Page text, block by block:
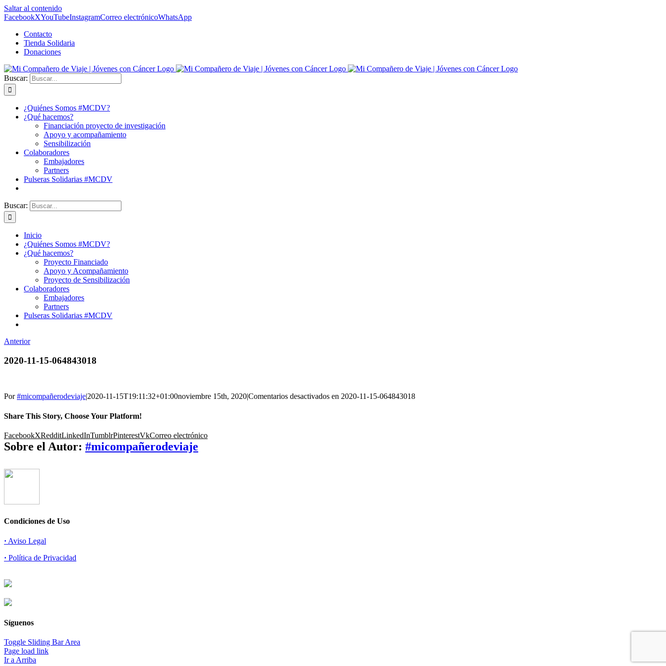
Saltar al contenido
FacebookXYouTubeInstagramCorreo electrónicoWhatsApp
Contacto
Tienda Solidaria
Donaciones
Buscar:
¿Quiénes Somos #MCDV?
¿Qué hacemos?
Financiación proyecto de investigación
Apoyo y acompañamiento
Sensibilización
Colaboradores
Embajadores
Partners
Pulseras Solidarias #MCDV
Buscar:
Inicio
¿Quiénes Somos #MCDV?
¿Qué hacemos?
Proyecto Financiado
Apoyo y Acompañamiento
Proyecto de Sensibilización
Colaboradores
Embajadores
Partners
Pulseras Solidarias #MCDV
Anterior
2020-11-15-064843018
Por#micompañerodeviaje|2020-11-15T19:11:32+01:00noviembre 15th, 2020|Comentarios desactivados en 2020-11-15-064843018
Share This Story, Choose Your Platform!
FacebookXRedditLinkedInTumblrPinterestVkCorreo electrónico
Sobre el Autor: #micompañerodeviaje
Condiciones de Uso
· Aviso Legal
· Política de Privacidad
Síguenos
Toggle Sliding Bar Area
Page load link
Ir a Arriba